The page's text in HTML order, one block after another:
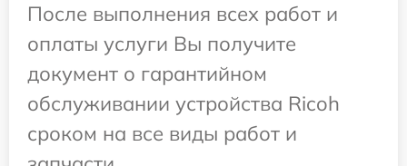
После выполнения всех работ и
оплаты услуги Вы получите
документ о гарантийном
обслуживании устройства Ricoh
сроком на все виды работ и